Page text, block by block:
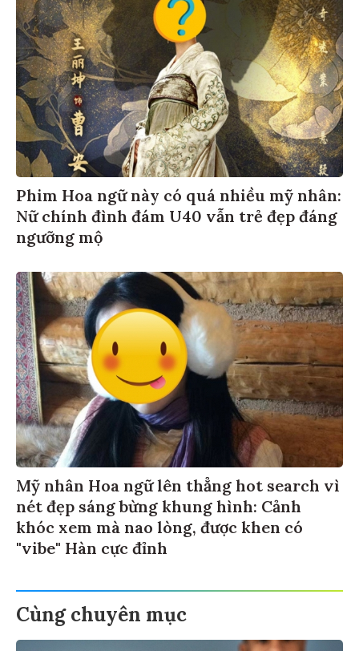
Phim Hoa ngữ này có quá nhiều mỹ nhân:
Nữ chính đình đám U40 vẫn trẻ đẹp đáng
ngưỡng mộ
Mỹ nhân Hoa ngữ lên thẳng hot search vì
nét đẹp sáng bừng khung hình: Cảnh
khóc xem mà nao lòng, được khen có
"vibe" Hàn cực đỉnh
Cùng chuyên mục